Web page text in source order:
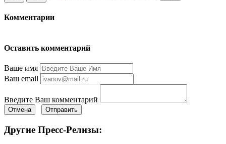
Комментарии
Оставить комментарий
Ваше имя
Ваш email
Введите Ваш комментарий
Отмена Отправить
Другие Пресс-Релизы: